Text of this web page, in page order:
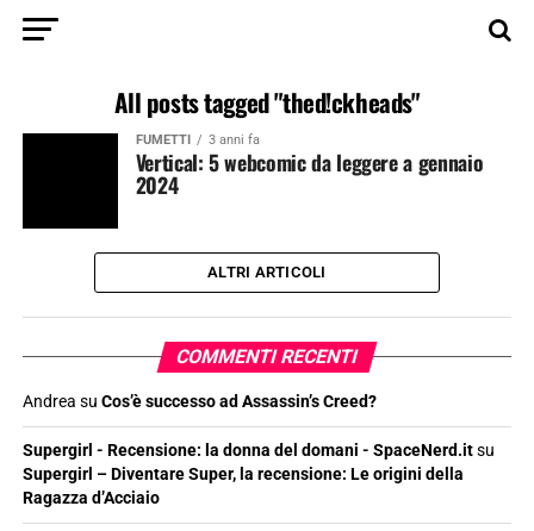
All posts tagged "thed!ckheads"
FUMETTI 3 anni fa
Vertical: 5 webcomic da leggere a gennaio
2024
ALTRI ARTICOLI
COMMENTI RECENTI
Andrea su Cos’è successo ad Assassin’s Creed?
Supergirl - Recensione: la donna del domani - SpaceNerd.itsu
Supergirl – Diventare Super, la recensione: Le origini della
Ragazza d’Acciaio